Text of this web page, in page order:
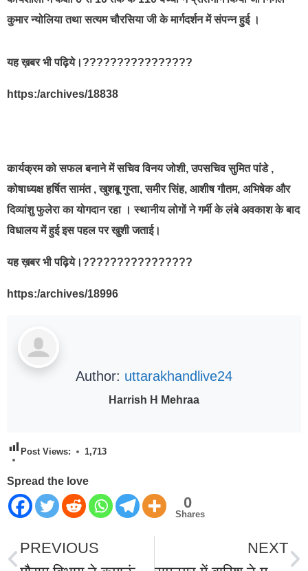
कुमार न्योलिया तथा सत्यम चौरसिया जी के मार्गदर्शन में संपन्न हुई ।
यह ख़बर भी पढ़िये।????????????????
https:/archives/18838
कार्यक्रम को सफल बनाने में सचिव विनय जोशी, उपसचिव सुमित पांडे ,
कोषाध्यक्ष हर्षित सामंत , खुशबू गुप्ता, समीर सिंह, आशीष गौतम, अभिषेक और
दिव्यांशु फुलेरा का योगदान रहा । स्थानीय लोगों ने गर्मी के लंबे अवकाश के बाद
विधालय में हुई इस पहल पर खुशी जताई।
यह ख़बर भी पढ़िये।????????????????
https:/archives/18996
Author: uttarakhandlive24
Harrish H Mehraa
Post Views: 1,713
Spread the love
0
Shares
PREVIOUS
NEXT